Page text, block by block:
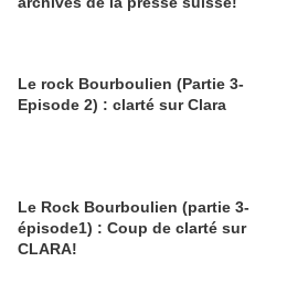
Le rock Bourboulien (Partie 3-
Episode 2) : clarté sur Clara
Le Rock Bourboulien (partie 3-
épisode1) : Coup de clarté sur
CLARA!